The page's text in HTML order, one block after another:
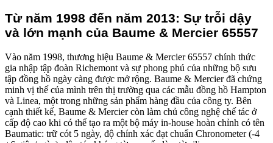
Từ năm 1998 đến năm 2013: Sự trỗi dậy
và lớn mạnh của Baume & Mercier 65557
Vào năm 1998, thương hiệu Baume & Mercier 65557 chính thức
gia nhập tập đoàn Richemont và sự phong phú của những bộ sưu
tập đồng hồ ngày càng được mở rộng. Baume & Mercier đã chứng
minh vị thế của mình trên thị trường qua các mẫu đồng hồ Hampton
và Linea, một trong những sản phẩm hàng đầu của công ty. Bên
cạnh thiết kế, Baume & Mercier còn làm chủ công nghệ chế tác ở
cấp độ cao khi có thể tạo ra một bộ máy in-house hoàn chỉnh có tên
Baumatic: trữ cót 5 ngày, độ chính xác đạt chuẩn Chronometer (-4